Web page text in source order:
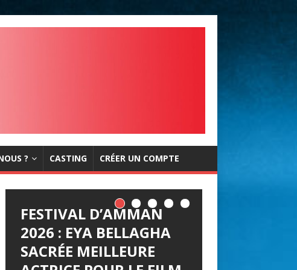
? CASTING CRÉER UN COMPTE
FESTIVAL D’AMMAN
2026 : EYA BELLAGHA
SACRÉE MEILLEURE